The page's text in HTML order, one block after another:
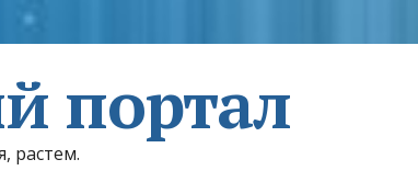
портал
растем.